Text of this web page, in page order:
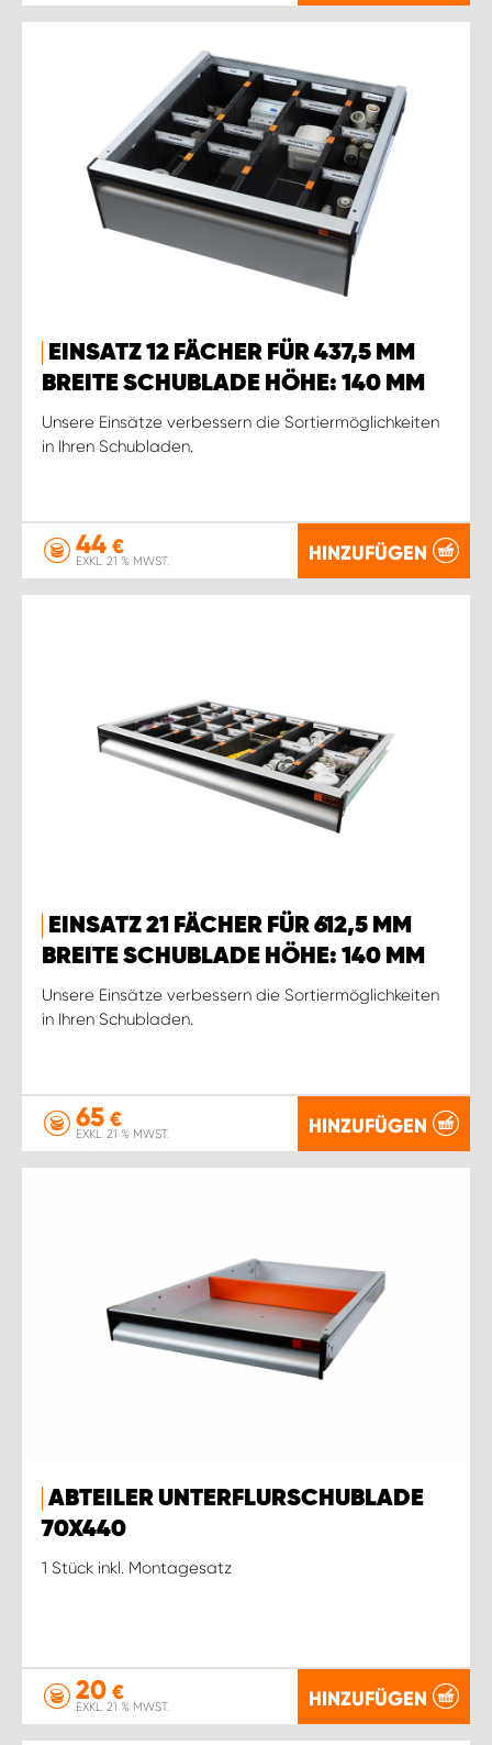
EINSATZ 12 FÄCHER FÜR 437,5 MM
BREITE SCHUBLADE HÖHE: 140 MM
Unsere Einsätze verbessern die Sortiermöglichkeiten
in Ihren Schubladen.
44 €
EXKL. 21 % MWST. HINZUFÜGEN
EINSATZ 21 FÄCHER FÜR 612,5 MM
BREITE SCHUBLADE HÖHE: 140 MM
Unsere Einsätze verbessern die Sortiermöglichkeiten
in Ihren Schubladen.
65 €
EXKL. 21 % MWST. HINZUFÜGEN
ABTEILER UNTERFLURSCHUBLADE
70X440
1 Stück inkl. Montagesatz
20 €
EXKL. 21 % MWST. HINZUFÜGEN